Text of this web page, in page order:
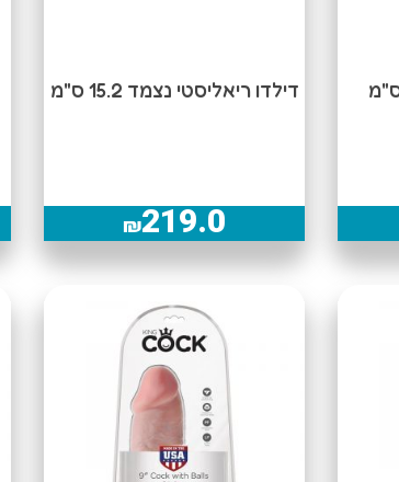
דילדו ריאליסטי נצמד 15.2 ס"מ
₪219.0